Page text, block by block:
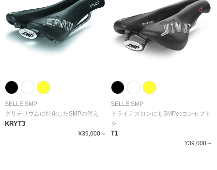
SELLE SMP
クリテリウムに特化したSMPの答え
KRYT3
¥39,000～
SELLE SMP
トライアスロンにもSMPのコンセプト
を
T1
¥39,000～